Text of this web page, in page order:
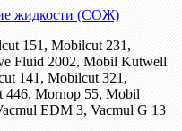
жидкости (СОЖ)
151, Mobilcut 231,
Fluid 2002, Mobil Kutwell
141, Mobilcut 321,
446, Mornop 55, Mobil
EDM 3, Vacmul G 13